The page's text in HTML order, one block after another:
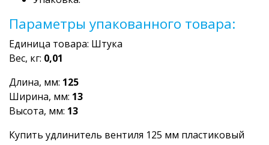
Параметры упакованного товара:
Единица товара: Штука
Вес, кг: 0,01
Длина, мм: 125
Ширина, мм: 13
Высота, мм: 13
Купить удлинитель вентиля 125 мм пластиковый